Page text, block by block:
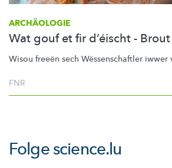
ARCHÄOLOGIE
Wat gouf et fir d’éischt -
Wisou freeën sech Wëssenschaftler iwwer
FNR
Folgescience.lu